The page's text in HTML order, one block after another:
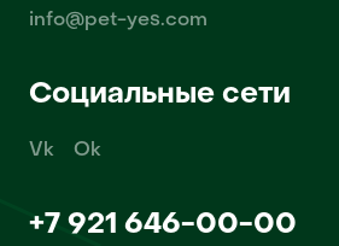
info@pet-yes.com
Социальные сети
Vk Ok
+7 921 646-00-00